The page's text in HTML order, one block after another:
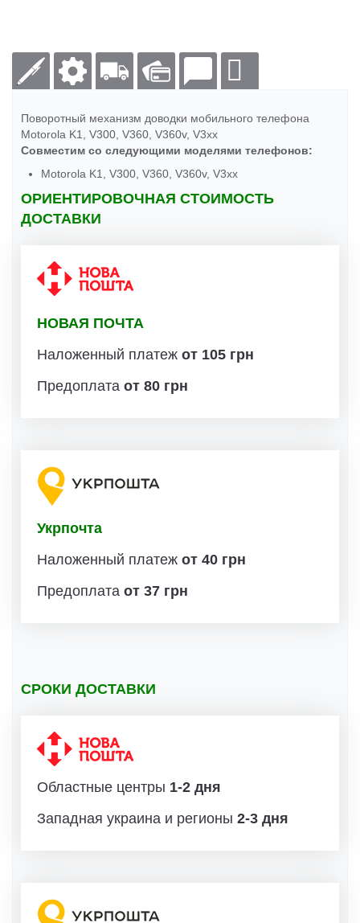
Поворотный механизм доводки мобильного телефона
Motorola K1, V300, V360, V360v, V3xx
Совместим со следующими моделями телефонов:
Motorola K1, V300, V360, V360v, V3xx
ОРИЕНТИРОВОЧНАЯ СТОИМОСТЬ
ДОСТАВКИ
НОВАЯ ПОЧТА
Наложенный платеж от 105 грн
Предоплата от 80 грн
Укрпочта
Наложенный платеж от 40 грн
Предоплата от 37 грн
СРОКИ ДОСТАВКИ
Областные центры 1-2 дня
Западная украина и регионы 2-3 дня